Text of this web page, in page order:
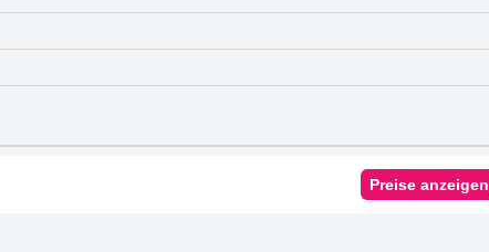
Preise anzeigen